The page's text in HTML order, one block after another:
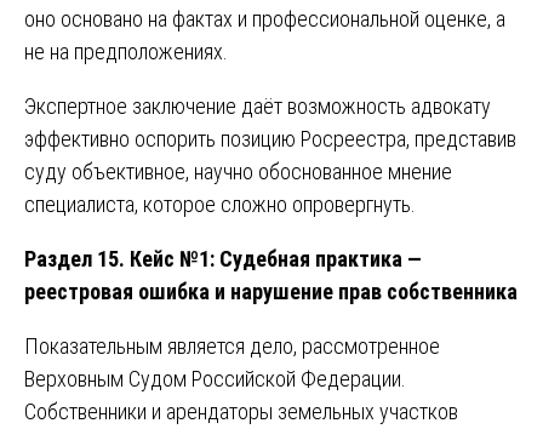
оно основано на фактах и профессиональной оценке, а
не на предположениях.
Экспертное заключение даёт возможность адвокату
эффективно оспорить позицию Росреестра, представив
суду объективное, научно обоснованное мнение
специалиста, которое сложно опровергнуть.
Раздел 15. Кейс №1: Судебная практика —
реестровая ошибка и нарушение прав собственника
Показательным является дело, рассмотренное
Верховным Судом Российской Федерации.
Собственники и арендаторы земельных участков